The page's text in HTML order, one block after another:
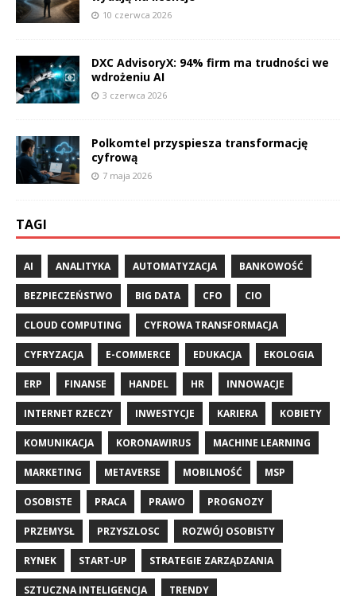
10 czerwca 2026
DXC AdvisoryX: 94% firm ma trudności we
wdrożeniu AI
3 czerwca 2026
Polkomtel przyspiesza transformację
cyfrową
7 maja 2026
TAGI
AI ANALITYKA AUTOMATYZACJA BANKOWOŚĆ
BEZPIECZEŃSTWO BIG DATA CFO CIO
CLOUD COMPUTING CYFROWA TRANSFORMACJA
CYFRYZACJA E-COMMERCE EDUKACJA EKOLOGIA
ERP FINANSE HANDEL HR INNOWACJE
INTERNET RZECZY INWESTYCJE KARIERA KOBIETY
KOMUNIKACJA KORONAWIRUS MACHINE LEARNING
MARKETING METAVERSE MOBILNOŚĆ MSP
OSOBISTE PRACA PRAWO PROGNOZY
PRZEMYSŁ PRZYSZLOSC ROZWÓJ OSOBISTY
RYNEK START-UP STRATEGIE ZARZĄDZANIA
SZTUCZNA INTELIGENCJA TRENDY